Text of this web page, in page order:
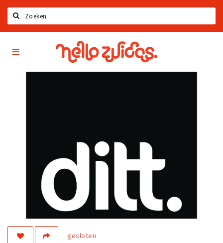
Home
Latest news
Live
Work
Hello
Zuidas
App
gesloten